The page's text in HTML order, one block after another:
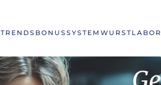
TRENDS BONUSSYSTEM WURSTLABOR